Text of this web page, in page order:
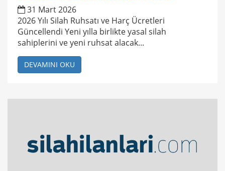
31 Mart 2026
2026 Yılı Silah Ruhsatı ve Harç Ücretleri
Güncellendi Yeni yılla birlikte yasal silah
sahiplerini ve yeni ruhsat alacak...
DEVAMINI OKU